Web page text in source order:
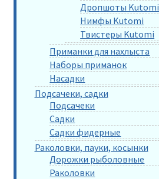
Дропшоты Kutomi
Нимфы Kutomi
Твистеры Kutomi
Приманки для нахлыста
Наборы приманок
Насадки
Подсачеки, садки
Подсачеки
Садки
Садки фидерные
Раколовки, пауки, косынки
Дорожки рыболовные
Раколовки